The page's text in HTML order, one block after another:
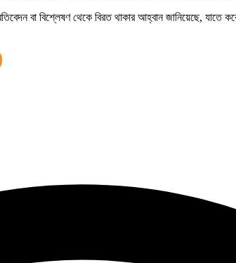
বা বিশ্লেষণ থেকে বিরত থাকার আহ্বান জানিয়েছে, যাতে